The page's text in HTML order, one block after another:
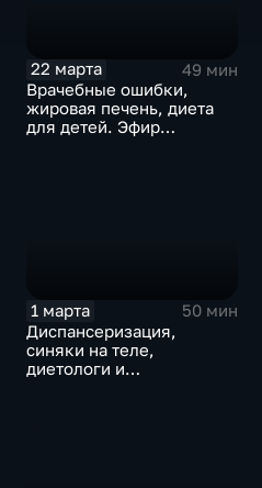
22 марта
49 мин
Врачебные ошибки,
жировая печень, диета
для детей. Эфир
1 марта
50 мин
Диспансеризация,
синяки на теле,
диетологи и